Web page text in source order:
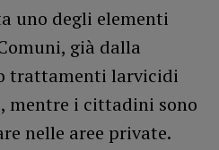
uno degli elementi
già dalla
trattamenti larvicidi
mentre i cittadini sono
nelle aree private.